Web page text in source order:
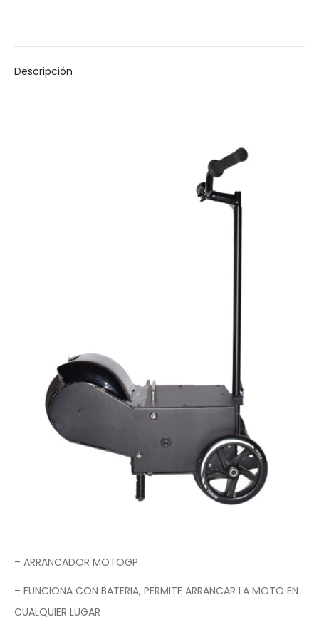
cantidad
Descripción
– ARRANCADOR MOTOGP
– FUNCIONA CON BATERIA, PERMITE ARRANCAR LA MOTO EN
CUALQUIER LUGAR